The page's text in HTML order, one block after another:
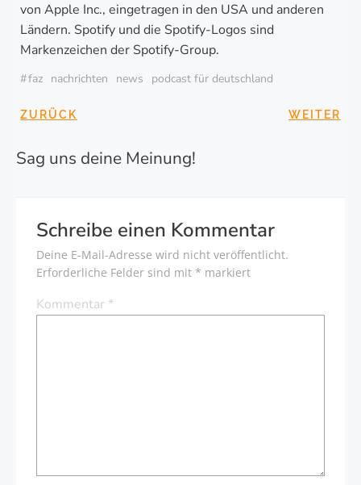
von Apple Inc., eingetragen in den USA und anderen
Ländern. Spotify und die Spotify-Logos sind
Markenzeichen der Spotify-Group.
#faz nachrichten news podcast für deutschland
ZURÜCK WEITER
Sag uns deine Meinung!
Schreibe einen Kommentar
Deine E-Mail-Adresse wird nicht veröffentlicht.
Erforderliche Felder sind mit * markiert
Kommentar *